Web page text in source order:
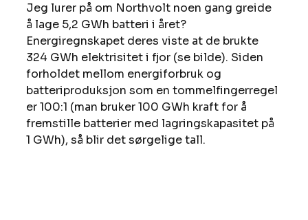
Jeg lurer på om Northvolt noen gang greide
å lage 5,2 GWh batteri i året?
Energiregnskapet deres viste at de brukte
324 GWh elektrisitet i fjor (se bilde). Siden
forholdet mellom energiforbruk og
batteriproduksjon som en tommelfingerregel
er 100:1 (man bruker 100 GWh kraft for å
fremstille batterier med lagringskapasitet på
1 GWh), så blir det sørgelige tall.